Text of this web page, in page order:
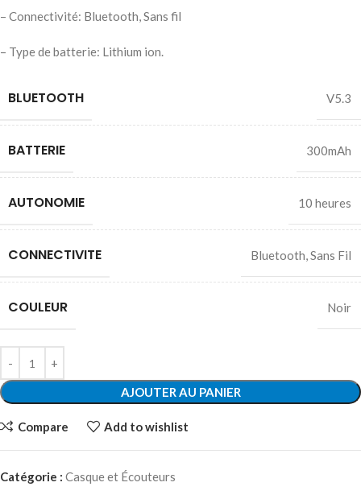
– Connectivité: Bluetooth, Sans fil
– Type de batterie: Lithium ion.
BLUETOOTH V5.3
BATTERIE 300mAh
AUTONOMIE 10 heures
CONNECTIVITE Bluetooth,Sans Fil
COULEUR Noir
AJOUTER AU PANIER
Compare Add to wishlist
Catégorie : Casque et Écouteurs